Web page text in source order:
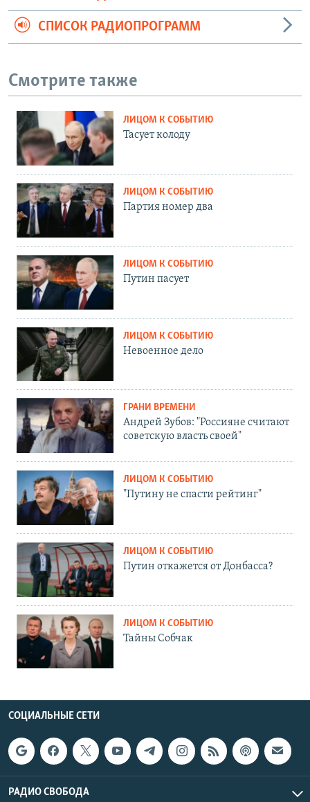
СПИСОК РАДИОПРОГРАММ
Смотрите также
ЛИЦОМ К СОБЫТИЮ
Тасует колоду
ЛИЦОМ К СОБЫТИЮ
Партия номер два
ЛИЦОМ К СОБЫТИЮ
Путин пасует
ЛИЦОМ К СОБЫТИЮ
Невоенное дело
ГРАНИ ВРЕМЕНИ
Андрей Зубов: "Россияне считают
советскую власть своей"
ЛИЦОМ К СОБЫТИЮ
"Путину не спасти рейтинг"
ЛИЦОМ К СОБЫТИЮ
Путин откажется от Донбасса?
ЛИЦОМ К СОБЫТИЮ
Тайны Собчак
СОЦИАЛЬНЫЕ СЕТИ
РАДИО СВОБОДА